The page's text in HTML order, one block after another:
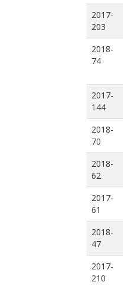
2017-
203
2018-
74
2017-
144
2018-
70
2018-
62
2017-
61
2018-
47
2017-
210